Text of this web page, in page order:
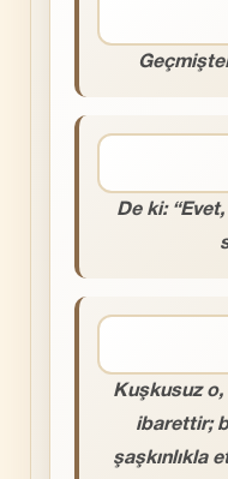
De ki:
Kuşkusuz
ibarettir;
şaşkınlıkla